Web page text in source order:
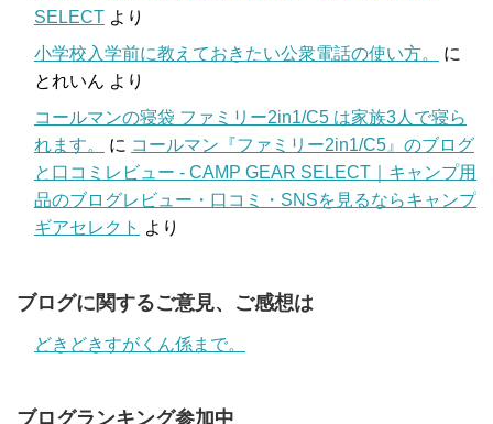
SELECT より
小学校入学前に教えておきたい公衆電話の使い方。
に
とれいん より
コールマンの寝袋 ファミリー2in1/C5 は家族3人で寝ら
れます。
に コールマン『ファミリー2in1/C5』のブログ
と口コミレビュー - CAMP GEAR SELECT｜キャンプ用
品のブログレビュー・口コミ・SNSを見るならキャンプ
ギアセレクト より
ブログに関するご意見、ご感想は
どきどきすがくん係まで。
ブログランキング参加中